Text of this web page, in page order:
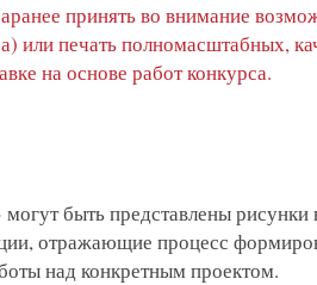
принять во внимание
или печать полномасштабных,
на основе работ конкурса.
быть представлены
отражающие процесс
над конкретным проектом.